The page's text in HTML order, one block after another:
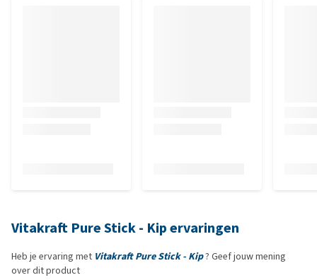
Vitakraft Pure Stick - Kip ervaringen
Heb je ervaring met Vitakraft Pure Stick - Kip? Geef jouw mening
over dit product